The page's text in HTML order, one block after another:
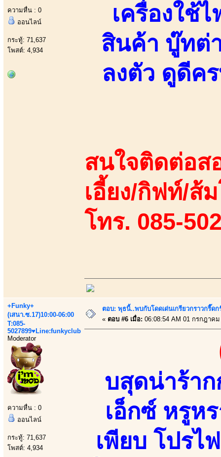
ความหื่น : 0
ออนไลน์
กระทู้: 71,637
โพสต์: 4,934
เครื่องใช้
สินค้า บู๊ทต่
ลงตัว ดูดีค
สนใจติดต่อส
เอี้ยง/กิฟท์/ส้
โทร. 085-
+Funky+
(เสนา.ซ.17)10:00-06:00
T:085-
5027899♥Line:funkyclub
Moderator
ความหื่น : 0
ออนไลน์
กระทู้: 71,637
โพสต์: 4,934
ตอบ: พุธนี้..พบกับโดดเด่นเกรียวกราวกรี๊
« ตอบ #6 เมื่อ: 06:08:54 AM 01 กรกฎาคม
บสุดน่าร้า
เอ็กซ์ หรูห
เพียบ โปรไ